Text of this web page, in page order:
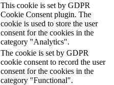
This cookie is set by GDPR
Cookie Consent plugin. The
cookie is used to store the user
consent for the cookies in the
category "Analytics".
The cookie is set by GDPR
cookie consent to record the user
consent for the cookies in the
category "Functional".